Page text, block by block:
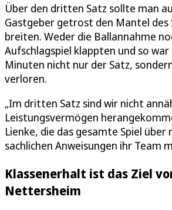
Über den dritten Satz sollte man
Gastgeber getrost den Mantel des
breiten. Weder die Ballannahme
Aufschlagspiel klappten und so war
Minuten nicht nur der Satz,
verloren.
„Im dritten Satz sind wir nicht
Leistungsvermögen
Lienke, die das gesamte Spiel
sachlichen Anweisungen ihr Team
Klassenerhalt ist das Ziel
Nettersheim